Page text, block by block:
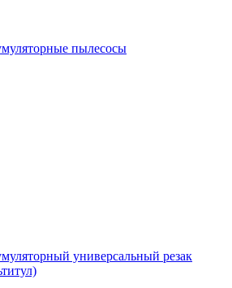
пылесосы
универсальный резак